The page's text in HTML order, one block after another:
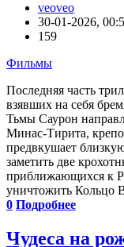
veoveo
30-01-2026,
159
Фильмы
Последняя часть
взявших на себя
Тьмы Саурон
Минас-Тирита,
предвкушает
заметить две
приближающихся к
уничтожить Кольцо
0 Подробнее
Чудеса на